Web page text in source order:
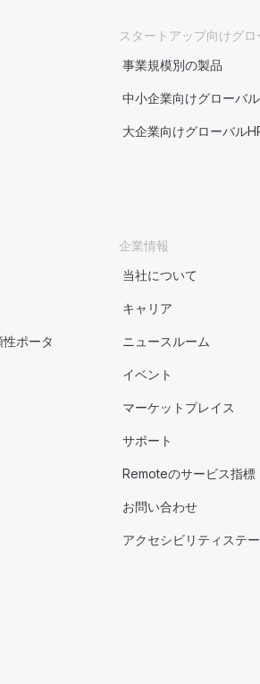
スタートアップ向けグロ
事業規模別の製品
中小企業向けグローバ
大企業向けグローバル
ポータ
企業情報
当社について
キャリア
ニュースルーム
イベント
マーケットプレイス
サポート
Remoteのサービス指標
お問い合わせ
アクセシビリティステ